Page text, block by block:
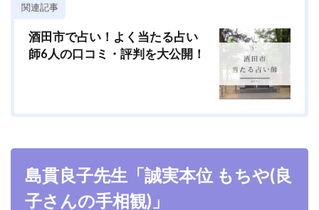
関連記事
酒田市で占い！よく当たる占い
師6人の口コミ・評判を大公開！
島貫良子先生「誠実本位 もちや(良
子さんの手相観)」